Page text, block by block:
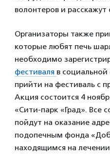
волонтеров и расскажут
Организаторы также
которые любят печь
необходимо
фестиваля в социальной
прийти на фестиваль с
Акция состоится 4
«Сити-парк «Град». Все
пойдут на оказание
подопечным фонда
находящимся на